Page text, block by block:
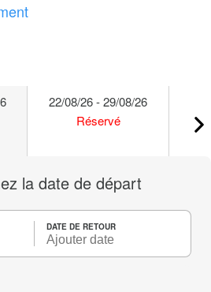
22/08/26 - 29/08/26
Réservé
la date de départ
DATE DE RETOUR